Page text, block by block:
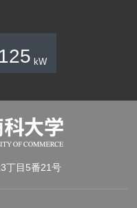
125 kW
丁目5番21号